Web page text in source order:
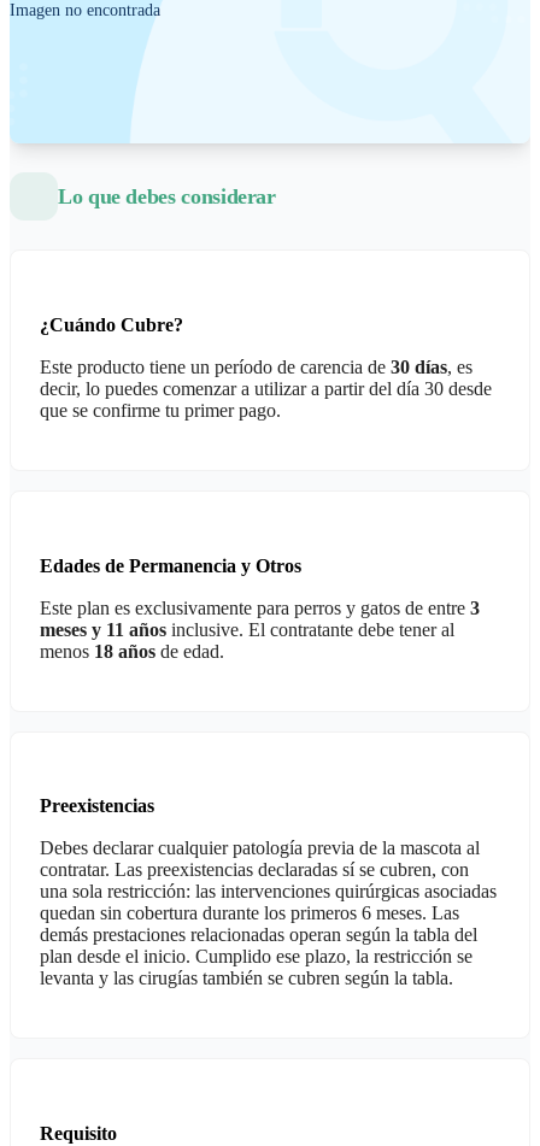
Imagen no encontrada
Lo que debes considerar
¿Cuándo Cubre?
Este producto tiene un período de carencia de 30 días, es
decir, lo puedes comenzar a utilizar a partir del día 30 desde
que se confirme tu primer pago.
Edades de Permanencia y Otros
Este plan es exclusivamente para perros y gatos de entre 3
meses y 11 años inclusive. El contratante debe tener al
menos 18 años de edad.
Preexistencias
Debes declarar cualquier patología previa de la mascota al
contratar. Las preexistencias declaradas sí se cubren, con
una sola restricción: las intervenciones quirúrgicas asociadas
quedan sin cobertura durante los primeros 6 meses. Las
demás prestaciones relacionadas operan según la tabla del
plan desde el inicio. Cumplido ese plazo, la restricción se
levanta y las cirugías también se cubren según la tabla.
Requisito